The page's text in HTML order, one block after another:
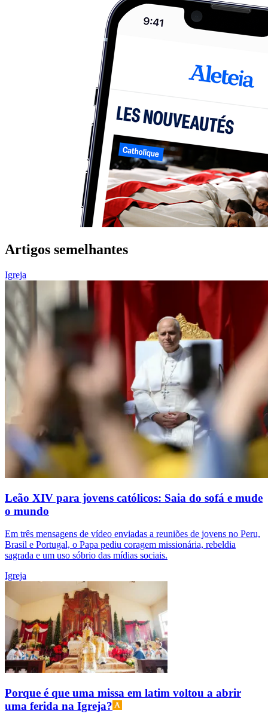
Artigos semelhantes
Igreja
Leão XIV para jovens católicos: Saia do sofá e mude
o mundo
Em três mensagens de vídeo enviadas a reuniões de jovens no Peru,
Brasil e Portugal, o Papa pediu coragem missionária, rebeldia
sagrada e um uso sóbrio das mídias sociais.
Igreja
Porque é que uma missa em latim voltou a abrir
uma ferida na Igreja?